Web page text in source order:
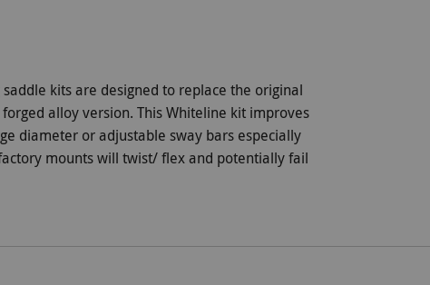
kits are designed to replace the original
alloy version. This Whiteline kit improves
diameter or adjustable sway bars especially
mounts will twist/ flex and potentially fail